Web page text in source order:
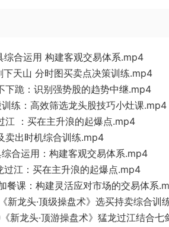
综合运用 构建客观交易体系.mp4
下天山 分时图买卖点决策训练.mp4
下跪：识别强势股的趋势中继.mp4
训练：高效筛选龙头股技巧小灶课.mp4
江 ：买在主升浪的起爆点.mp4
卖出时机综合训练.mp4
综合运用：构建客观交易体系.mp4
过江：买在主升浪的起爆点.mp4
餐课：构建灵活应对市场的交易体系
新龙头·顶级操盘术》选买持卖综合训
新龙头·顶游操盘术》猛龙过江结合